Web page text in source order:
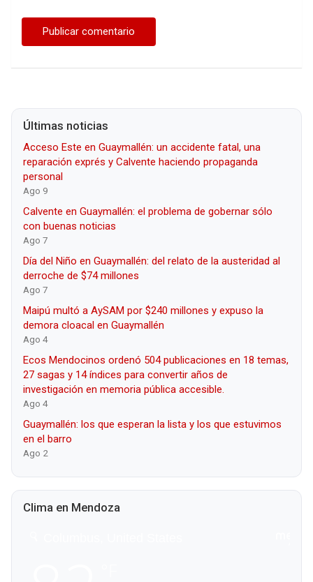
Últimas noticias
Acceso Este en Guaymallén: un accidente fatal, una
reparación exprés y Calvente haciendo propaganda
personal
Ago 9
Calvente en Guaymallén: el problema de gobernar sólo
con buenas noticias
Ago 7
Día del Niño en Guaymallén: del relato de la austeridad al
derroche de $74 millones
Ago 7
Maipú multó a AySAM por $240 millones y expuso la
demora cloacal en Guaymallén
Ago 4
Ecos Mendocinos ordenó 504 publicaciones en 18 temas,
27 sagas y 14 índices para convertir años de
investigación en memoria pública accesible.
Ago 4
Guaymallén: los que esperan la lista y los que estuvimos
en el barro
Ago 2
Clima en Mendoza